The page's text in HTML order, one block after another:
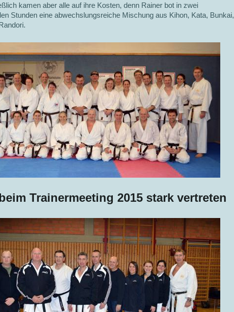
kamen aber alle auf ihre Kosten, denn Rainer bot in zwei
Stunden eine abwechslungsreiche Mischung aus Kihon, Kata, Bunkai,
Trainermeeting 2015 stark vertreten